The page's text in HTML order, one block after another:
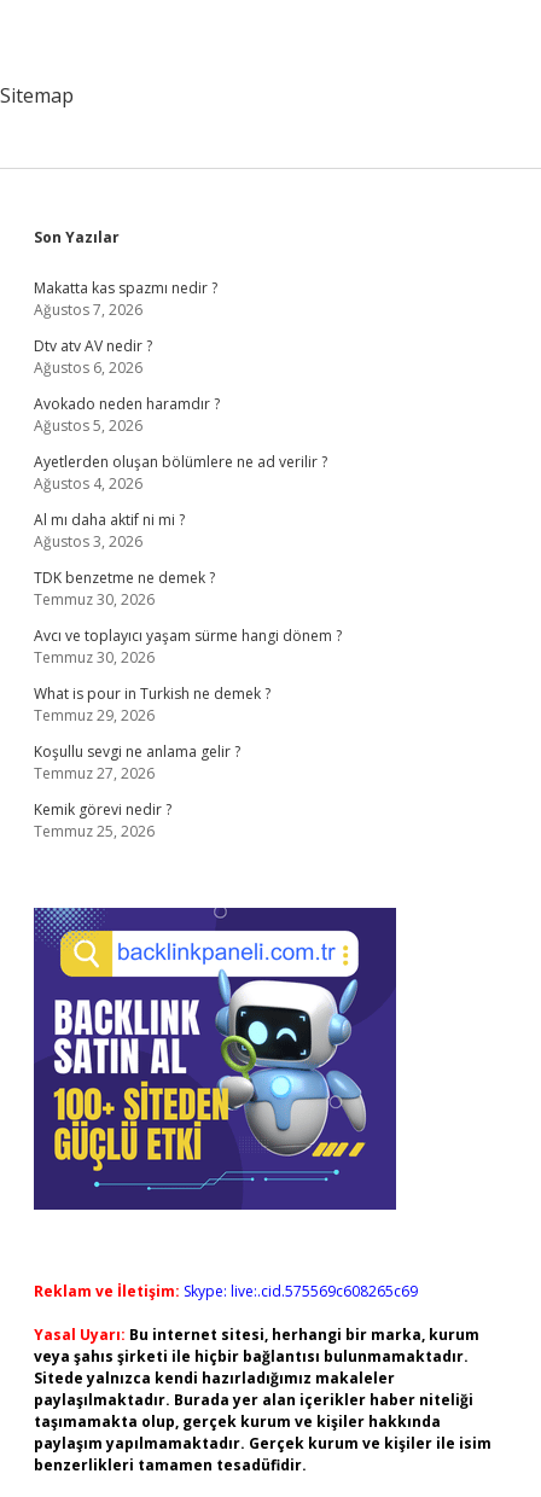
Sitemap
Sidebar
Son Yazılar
Makatta kas spazmı nedir ?
Ağustos 7, 2026
Dtv atv AV nedir ?
Ağustos 6, 2026
Avokado neden haramdır ?
Ağustos 5, 2026
Ayetlerden oluşan bölümlere ne ad verilir ?
Ağustos 4, 2026
Al mı daha aktif ni mi ?
Ağustos 3, 2026
TDK benzetme ne demek ?
Temmuz 30, 2026
Avcı ve toplayıcı yaşam sürme hangi dönem ?
Temmuz 30, 2026
What is pour in Turkish ne demek ?
Temmuz 29, 2026
Koşullu sevgi ne anlama gelir ?
Temmuz 27, 2026
Kemik görevi nedir ?
Temmuz 25, 2026
Reklam ve İletişim: Skype: live:.cid.575569c608265c69
Yasal Uyarı: Bu internet sitesi, herhangi bir marka, kurum
veya şahıs şirketi ile hiçbir bağlantısı bulunmamaktadır.
Sitede yalnızca kendi hazırladığımız makaleler
paylaşılmaktadır. Burada yer alan içerikler haber niteliği
taşımamakta olup, gerçek kurum ve kişiler hakkında
paylaşım yapılmamaktadır. Gerçek kurum ve kişiler ile isim
benzerlikleri tamamen tesadüfidir.